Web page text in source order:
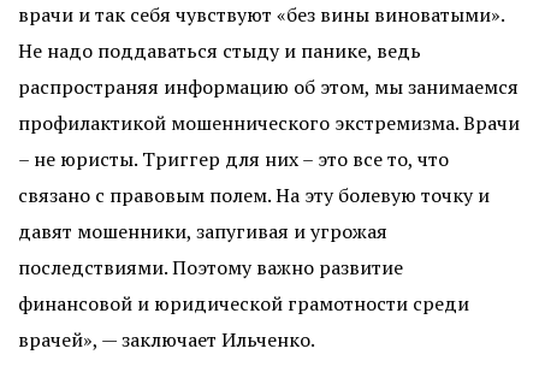
врачи и так себя чувствуют «без вины виноватыми».
Не надо поддаваться стыду и панике, ведь
распространяя информацию об этом, мы занимаемся
профилактикой мошеннического экстремизма. Врачи
– не юристы. Триггер для них – это все то, что
связано с правовым полем. На эту болевую точку и
давят мошенники, запугивая и угрожая
последствиями. Поэтому важно развитие
финансовой и юридической грамотности среди
врачей», — заключает Ильченко.